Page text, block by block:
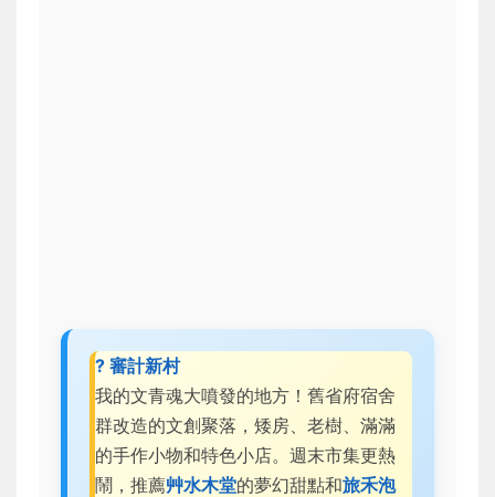
? 審計新村
我的文青魂大噴發的地方！舊省府宿舍
群改造的文創聚落，矮房、老樹、滿滿
的手作小物和特色小店。週末市集更熱
鬧，推薦艸水木堂的夢幻甜點和旅禾泡